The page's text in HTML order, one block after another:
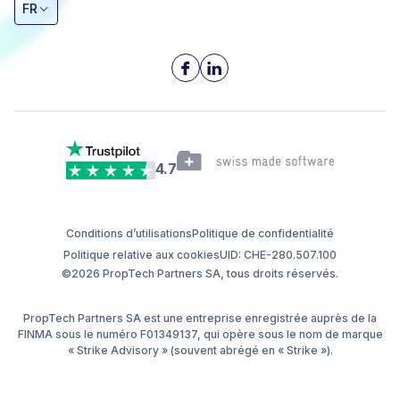
FR
4.7
©2026 PropTech Partners SA, tous droits réservés.
Conditions d’utilisationsPolitique de confidentialité
Politique relative aux cookiesUID: CHE-280.507.100
PropTech Partners SA est une entreprise enregistrée auprès de la
FINMA sous le numéro F01349137, qui opère sous le nom de marque
« Strike Advisory » (souvent abrégé en « Strike »).